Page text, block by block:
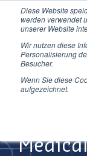
Diese Website
werden verwendet
unserer Website
Wir nutzen diese
Personalisierung
Besucher.
Wenn Sie diese
aufgezeichnet.
Direkt
zum